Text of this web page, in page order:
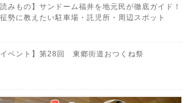
読みもの】サンドーム福井を地元民が徹底ガイド！
勢に教えたい駐車場・託児所・周辺スポット
イベント】第28回 東郷街道おつくね祭